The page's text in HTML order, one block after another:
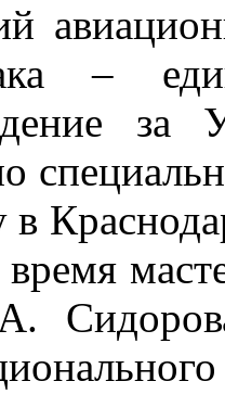
–
за